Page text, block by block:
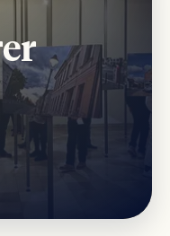
der Stadt Köln im